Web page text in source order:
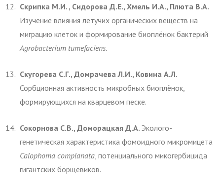
Скрипка М.И. , Сидорова Д.Е., Хмель И.А., Плюта В.А.
Изучение влияния летучих органических веществ на
миграцию клеток и формирование биоплёнок бактерий
Agrobacterium tumefaciens.
Скугорева С.Г., Домрачева Л.И., Ковина А.Л.
Сорбционная активность микробных биоплёнок,
формирующихся на кварцевом песке.
Сокорнова С.В., Доморацкая Д.А. Эколого-
генетическая характеристика фомоидного микромицета
Calophoma complanata , потенциального микогербицида
гигантских борщевиков.